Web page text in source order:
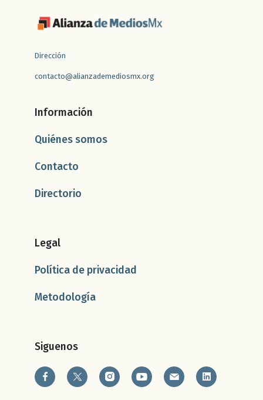
Dirección
contacto@alianzademediosmx.org
Información
Quiénes somos
Contacto
Directorio
Legal
Política de privacidad
Metodología
Siguenos